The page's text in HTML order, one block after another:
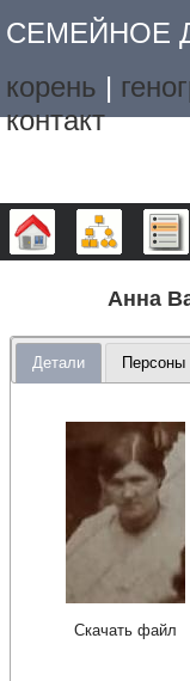
СЕМЕЙНОЕ
корень |
контакт
Дерево Графики
Анна
Детали Персоны
Скачать файл